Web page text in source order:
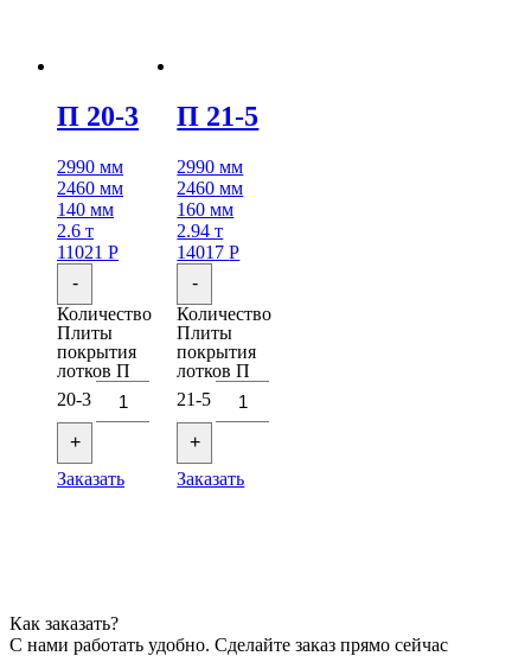
П 20-3
2990 мм
2460 мм
140 мм
2.6 т
11021 Р
-
Количество
Плиты
покрытия
лотков П
20-3
+
Заказать
П 21-5
2990 мм
2460 мм
160 мм
2.94 т
14017Р
-
Количество
Плиты
покрытия
лотков П
21-5
+
Заказать
Как заказать?
С нами работать удобно. Сделайте заказ прямо сейчас